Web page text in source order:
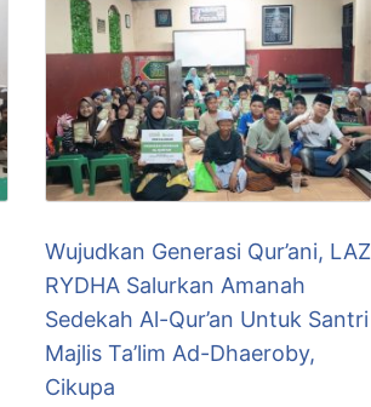
Wujudkan Generasi Qur’ani, LAZ
RYDHA Salurkan Amanah
Sedekah Al-Qur’an Untuk Santri
Majlis Ta’lim Ad-Dhaeroby,
Cikupa